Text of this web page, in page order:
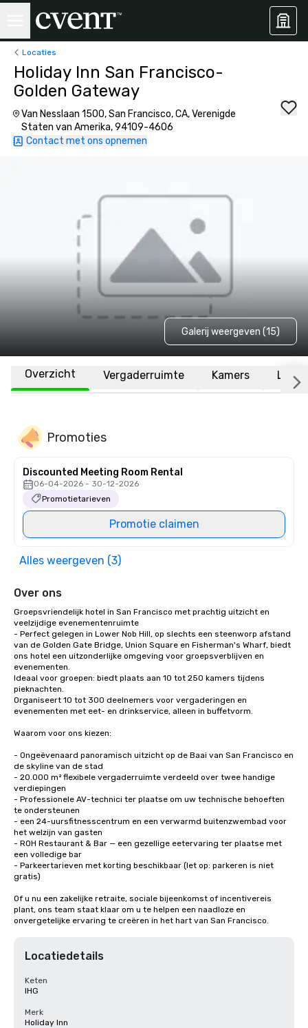
Locaties
Holiday Inn San Francisco-
Golden Gateway
Van Nesslaan 1500, San Francisco, CA, Verenigde
Staten van Amerika, 94109-4606
Contact met ons opnemen
Galerij weergeven (15)
Overzicht Vergaderruimte Kamers
Promoties
Discounted Meeting Room Rental
06-04-2026 - 30-12-2026
Promotietarieven
Promotie claimen
Alles weergeven (3)
Over ons
Groepsvriendelijk hotel in San Francisco met prachtig uitzicht en
veelzijdige evenementenruimte
- Perfect gelegen in Lower Nob Hill, op slechts een steenworp afstand
van de Golden Gate Bridge, Union Square en Fisherman's Wharf, biedt
ons hotel een uitzonderlijke omgeving voor groepsverblijven en
evenementen.
Ideaal voor groepen: biedt plaats aan 10 tot 250 kamers tijdens
pieknachten.
Organiseert 10 tot 300 deelnemers voor vergaderingen en
evenementen met eet- en drinkservice, alleen in buffetvorm.
Waarom voor ons kiezen:
- Ongeëvenaard panoramisch uitzicht op de Baai van San Francisco en
de skyline van de stad
- 20.000 m² flexibele vergaderruimte verdeeld over twee handige
verdiepingen
- Professionele AV-technici ter plaatse om uw technische behoeften
te ondersteunen
- een 24-uursfitnesscentrum en een verwarmd buitenzwembad voor
het welzijn van gasten
- ROH Restaurant & Bar — een gezellige eetervaring ter plaatse met
een volledige bar
- Parkeertarieven met korting beschikbaar (let op: parkeren is niet
gratis)
Of u nu een zakelijke retraite, sociale bijeenkomst of incentivereis
plant, ons team staat klaar om u te helpen een naadloze en
onvergetelijke ervaring te creëren in het hart van San Francisco.
Locatiedetails
Keten
IHG
Merk
Holiday Inn